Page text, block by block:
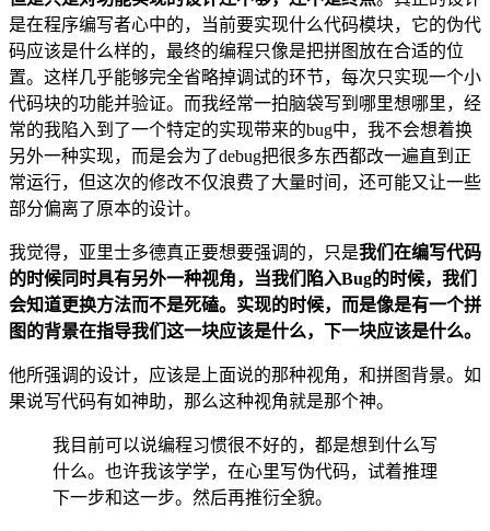
是在程序编写者心中的，当前要实现什么代码模块，它的伪代
码应该是什么样的，最终的编程只像是把拼图放在合适的位
置。这样几乎能够完全省略掉调试的环节，每次只实现一个小
代码块的功能并验证。而我经常一拍脑袋写到哪里想哪里，经
常的我陷入到了一个特定的实现带来的bug中，我不会想着换
另外一种实现，而是会为了debug把很多东西都改一遍直到正
常运行，但这次的修改不仅浪费了大量时间，还可能又让一些
部分偏离了原本的设计。
我觉得，亚里士多德真正要想要强调的，只是我们在编写代码
的时候同时具有另外一种视角，当我们陷入Bug的时候，我们
会知道更换方法而不是死磕。实现的时候，而是像是有一个拼
图的背景在指导我们这一块应该是什么，下一块应该是什么。
他所强调的设计，应该是上面说的那种视角，和拼图背景。如
果说写代码有如神助，那么这种视角就是那个神。
我目前可以说编程习惯很不好的，都是想到什么写
什么。也许我该学学，在心里写伪代码，试着推理
下一步和这一步。然后再推衍全貌。